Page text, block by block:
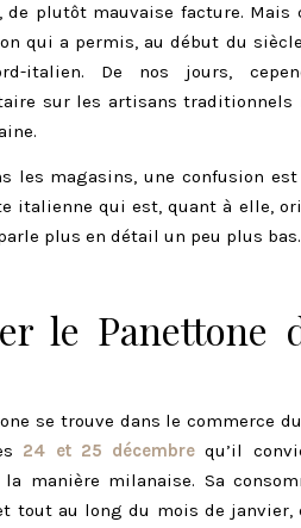
de plutôt mauvaise facture. Mais
qui a permis, au début du
italien. De nos jours,
sur les artisans traditionnels
les magasins, une confusion
italienne qui est, quant à elle,
plus en détail un peu plus bas.
le Panettone
se trouve dans le commerce
24 et 25 décembre qu’il
manière milanaise. Sa
tout au long du mois de janvier,